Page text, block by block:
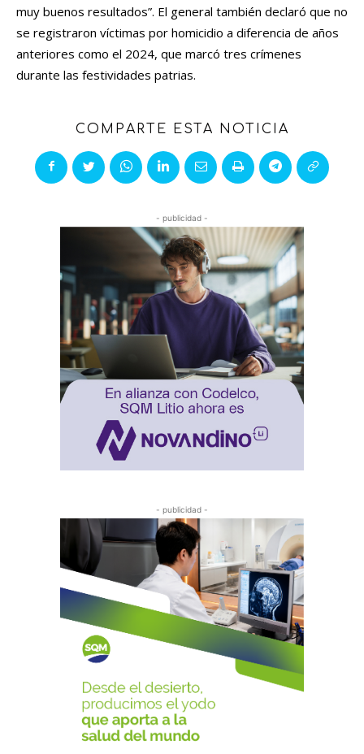
muy buenos resultados”. El general también declaró que no
se registraron víctimas por homicidio a diferencia de años
anteriores como el 2024, que marcó tres crímenes
durante las festividades patrias.
COMPARTE ESTA NOTICIA
- publicidad -
- publicidad -